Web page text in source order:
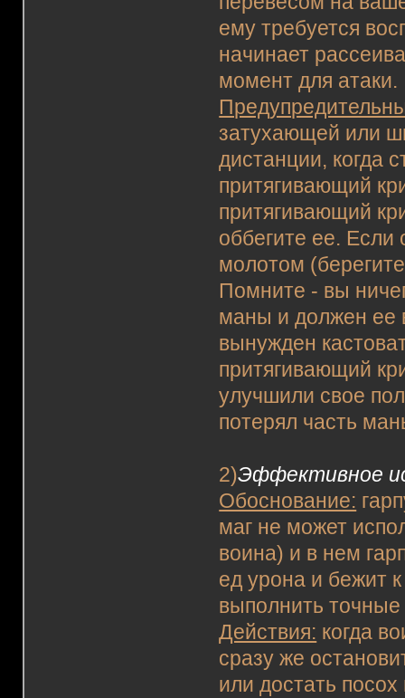
ему требуется
начинает
момент для атаки.
затухающей или
дистанции, когда
притягивающий
притягивающий
оббегите ее. Если
молотом
Помните - вы
маны и должен ее
вынужден
притягивающий
улучшили свое
потерял часть
2)Эффективное
Обоснование:
маг не может
воина) и в нем
ед урона и бежит
выполнить
Действия: когда
сразу же
или достать